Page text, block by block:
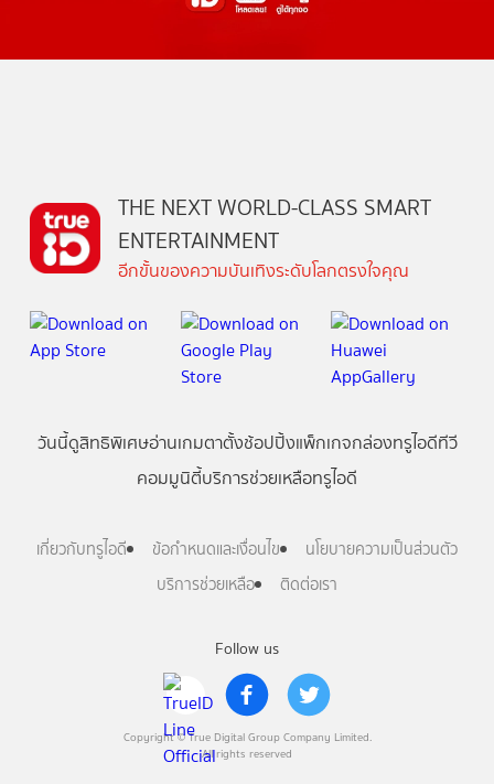
Follow us
Copyright © True Digital Group Company Limited.
All rights reserved
THE NEXT WORLD-CLASS SMART
ENTERTAINMENT
อีกขั้นของความบันเทิงระดับโลกตรงใจคุณ
วันนี้ดูสิทธิพิเศษอ่านเกมตาตั้งช้อปปิ้งแพ็กเกจกล่องทรูไอดีทีวี
คอมมูนิตี้บริการช่วยเหลือทรูไอดี
เกี่ยวกับทรูไอดี ข้อกำหนดและเงื่อนไข
นโยบายความเป็นส่วนตัว
บริการช่วยเหลือ
ติดต่อเรา